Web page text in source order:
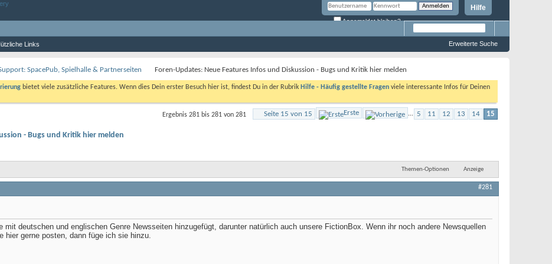
Hilfe
Angemeldet bleiben?
Links Erweiterte Suche
SpacePub, Spielhalle & Partnerseiten Foren-Updates: Neue Features Infos und Diskussion - Bugs und Kritik hier melden
bietet viele zusätzliche Features. Wenn dies Dein erster Besuch hier ist, findest Du in der Rubrik Hilfe - Häufig gestellte Fragen viele interessante Infos für Deinen
Seite 15 von 15 Erste ... 5 11 12 13 14 15
Ergebnis 281 bis 281 von 281
- Bugs und Kritik hier melden
Themen-Optionen Anzeige
#281
mit deutschen und englischen Genre Newsseiten hinzugefügt, darunter natürlich auch unsere FictionBox. Wenn ihr noch andere Newsquellen
hier gerne posten, dann füge ich sie hinzu.